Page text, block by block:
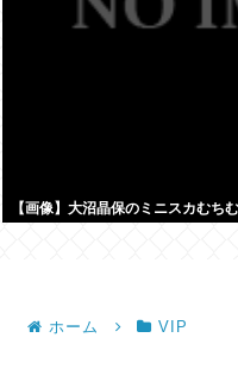
【画像】大沼晶保のミニスカむち
ホーム VIP